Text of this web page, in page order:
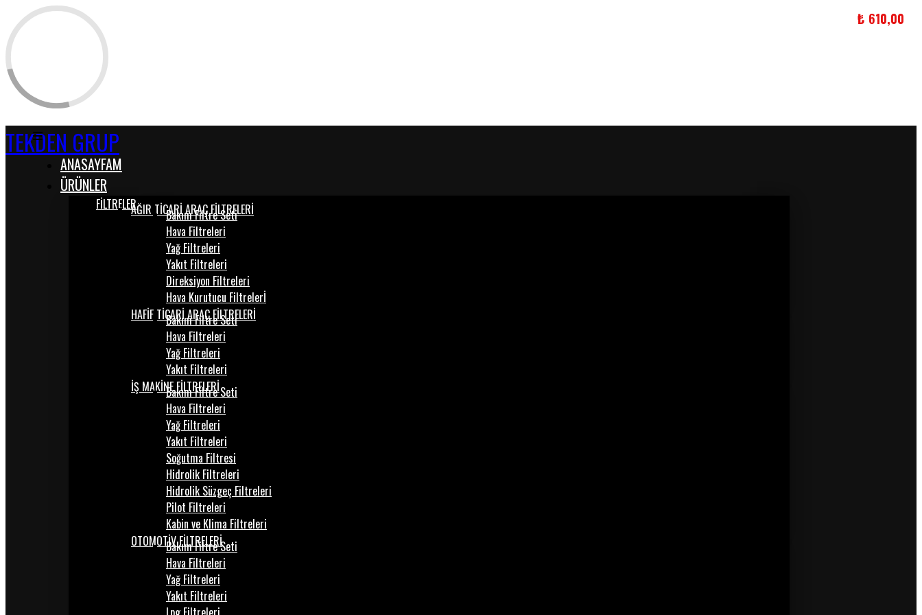
TEKDEN GRUP
ANASAYFAM
ÜRÜNLER
FİLTRELERAĞIR TİCARİ ARAÇ FİLTRELERİ
Bakım Filtre Seti
Hava Filtreleri
Yağ Filtreleri
Yakıt Filtreleri
Direksiyon Filtreleri
Hava Kurutucu Filtrelerİ
HAFİF TİCARİ ARAÇ FİLTRELERİ
Bakım Filtre Seti
Hava Filtreleri
Yağ Filtreleri
Yakıt Filtreleri
İŞ MAKİNE FİLTRELERİ
Bakım Filtre Seti
Hava Filtreleri
Yağ Filtreleri
Yakıt Filtreleri
Soğutma Filtresi
Hidrolik Filtreleri
Hidrolik Süzgeç Filtreleri
Pilot Filtreleri
Kabin ve Klima Filtreleri
OTOMOTİV FİLTRELERİ
Bakım Filtre Seti
Hava Filtreleri
Yağ Filtreleri
Yakıt Filtreleri
₺ 610,00